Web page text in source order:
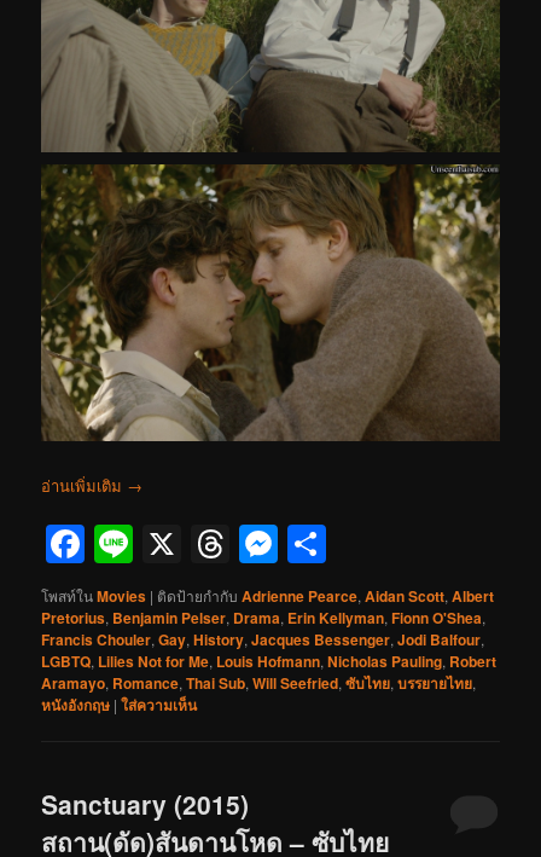
อ่านเพิ่มเติม →
Facebook
Line
X Threads
Messenger
โพสท์ในMovies | ติดป้ายกำกับ Adrienne Pearce,Aidan Scott,Albert
Pretorius, Benjamin Pelser, Drama, Erin Kellyman,Fionn O'Shea,
Francis Chouler,Gay,History,Jacques Bessenger,Jodi Balfour,
LGBTQ, Lilies Not for Me, Louis Hofmann,Nicholas Pauling, Robert
Aramayo, Romance,Thai Sub,Will Seefried,ซับไทย,บรรยายไทย,
หนังอังกฤษ |ใส่ความเห็น
Sanctuary (2015)
สถาน(ดัด)สันดานโหด – ซับไทย